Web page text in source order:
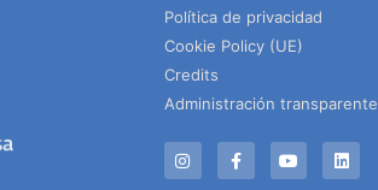
Política de privacidad
Cookie Policy (UE)
Credits
Administración transparente